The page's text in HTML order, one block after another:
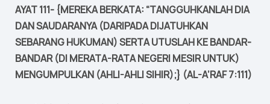
AYAT 111- {MEREKA BERKATA: “TANGGUHKANLAH DIA
DAN SAUDARANYA (DARIPADA DIJATUHKAN
SEBARANG HUKUMAN) SERTA UTUSLAH KE BANDAR-
BANDAR (DI MERATA-RATA NEGERI MESIR UNTUK)
MENGUMPULKAN (AHLI-AHLI SIHIR);} (AL-A’RAF 7:111)